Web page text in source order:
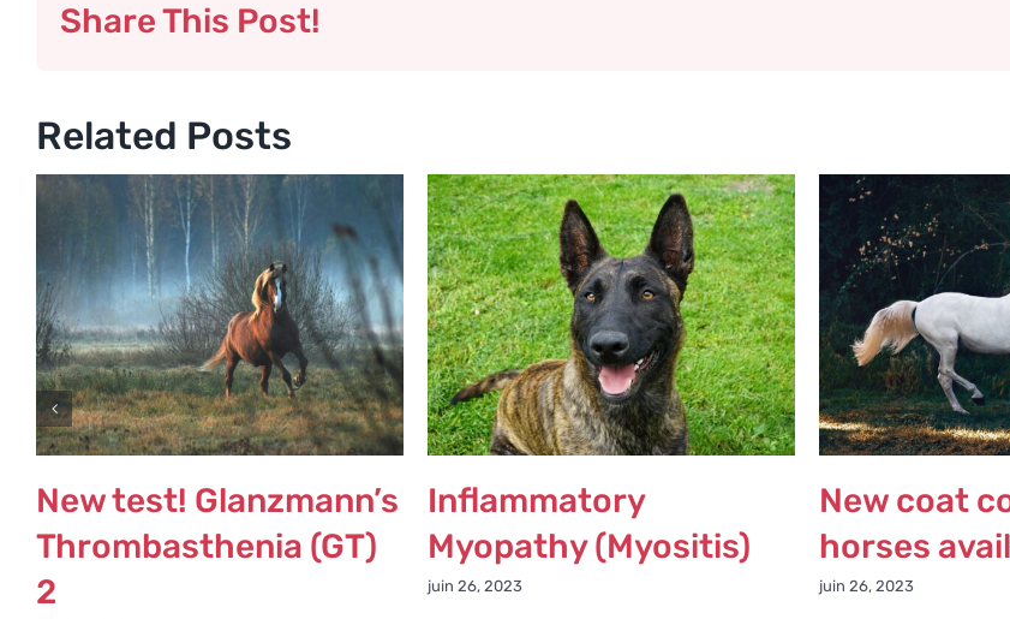
Share This Post!
Related Posts
New test! Glanzmann’s
Thrombasthenia (GT)
2
Inflammatory
Myopathy (Myositis)
juin 26, 2023
New coat
horses
juin 26, 2023